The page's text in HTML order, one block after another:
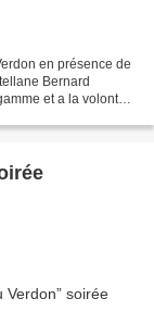
en présence de
Bernard
et a la volonté